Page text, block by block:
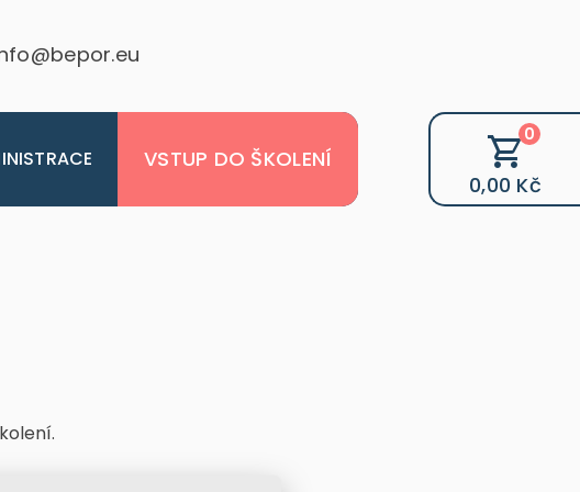
VSTUP DO ŠKOLENÍ
0
0,00 Kč